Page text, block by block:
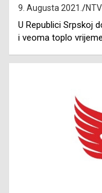
9. Augusta 2021.
U Republici Srpskoj
i veoma toplo